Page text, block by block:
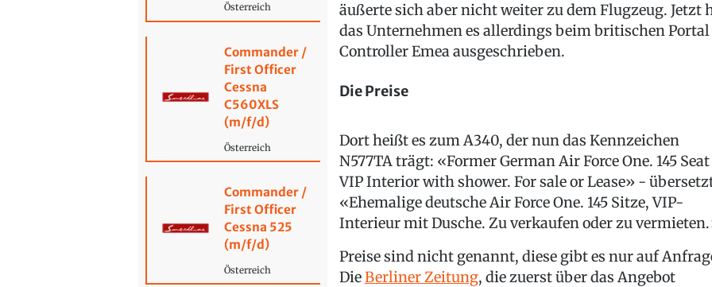
Österreich
Commander /
First Officer
Cessna
C560XLS
(m/f/d)
Österreich
Commander /
First Officer
Cessna 525
(m/f/d)
Österreich
äußerte sich aber nicht weiter zu dem Flugzeug. Jetzt
das Unternehmen es allerdings beim britischen Portal
Controller Emea ausgeschrieben.
Die Preise
Dort heißt es zum A340, der nun das Kennzeichen
N577TA trägt: «Former German Air Force One. 145 Seat
VIP Interior with shower. For sale or Lease» -
«Ehemalige deutsche Air Force One. 145 Sitze, VIP-
Interieur mit Dusche. Zu verkaufen oder zu
Preise sind nicht genannt, diese gibt es nur auf
DieBerliner Zeitung, die zuerst über das Angebot